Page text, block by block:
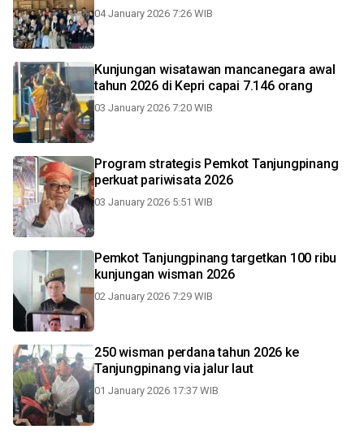
04 January 2026 7:26 WIB
Kunjungan wisatawan mancanegara awal
tahun 2026 di Kepri capai 7.146 orang
03 January 2026 7:20 WIB
Program strategis Pemkot Tanjungpinang
perkuat pariwisata 2026
03 January 2026 5:51 WIB
Pemkot Tanjungpinang targetkan 100 ribu
kunjungan wisman 2026
02 January 2026 7:29 WIB
250 wisman perdana tahun 2026 ke
Tanjungpinang via jalur laut
01 January 2026 17:37 WIB